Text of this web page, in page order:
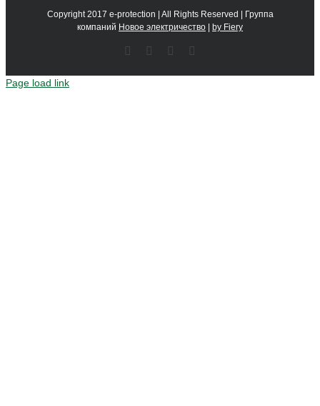
Copyright 2017 e-protection | All Rights Reserved | Группа
компаний Новое электричество by Fiery
Facebook Telegram
Page load link